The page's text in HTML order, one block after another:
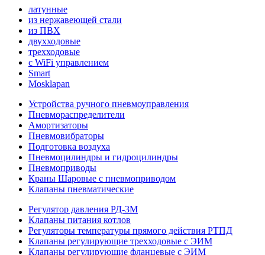
латунные
из нержавеющей стали
из ПВХ
двухходовые
трехходовые
с WiFi управлением
Smart
Mosklapan
Устройства ручного пневмоуправления
Пневмораспределители
Амортизаторы
Пневмовибраторы
Подготовка воздуха
Пневмоцилиндры и гидроцилиндры
Пневмоприводы
Краны Шаровые с пневмоприводом
Клапаны пневматические
Регулятор давления РД-3М
Клапаны питания котлов
Регуляторы температуры прямого действия РТПД
Клапаны регулирующие трехходовые с ЭИМ
Клапаны регулирующие фланцевые с ЭИМ